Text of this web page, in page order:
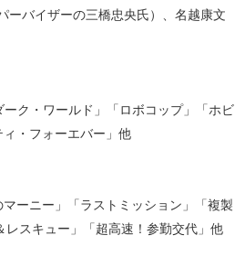
ーバイザーの三橋忠央氏）、名越康文
ーク・ワールド」「ロボコップ」「ホビ
・フォーエバー」他
ーニー」「ラストミッション」「複製
スキュー」「超高速！参勤交代」他